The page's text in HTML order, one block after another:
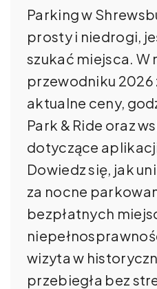
Parking w
prosty i niedrogi,
szukać miejsca. W
przewodniku 2026
aktualne ceny,
Park & Ride oraz
dotyczące
Dowiedz się, jak
za nocne
bezpłatnych
wizyta w
przebiegła bez